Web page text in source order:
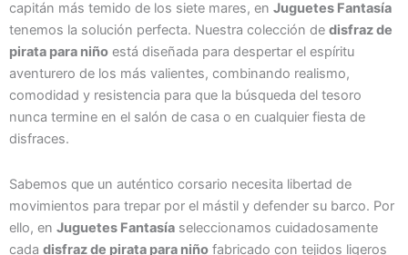
capitán más temido de los siete mares, en Juguetes Fantasía
tenemos la solución perfecta. Nuestra colección de disfraz de
pirata para niño está diseñada para despertar el espíritu
aventurero de los más valientes, combinando realismo,
comodidad y resistencia para que la búsqueda del tesoro
nunca termine en el salón de casa o en cualquier fiesta de
disfraces.
Sabemos que un auténtico corsario necesita libertad de
movimientos para trepar por el mástil y defender su barco. Por
ello, en Juguetes Fantasía seleccionamos cuidadosamente
cada disfraz de pirata para niño fabricado con tejidos ligeros